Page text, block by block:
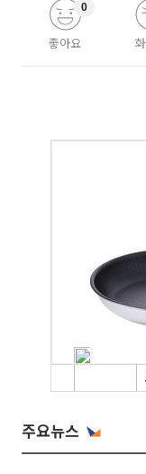
좋아요
0
주요뉴스